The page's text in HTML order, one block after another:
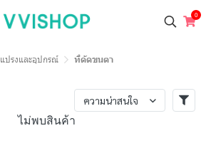
0
แปรงและอุปกรณ์ ที่ดัดขนตา
ความน่าสนใจ
ไม่พบสินค้า